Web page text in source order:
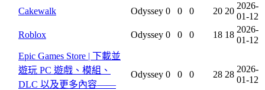
Cakewalk Odyssey 0 0 0 20 20
2026-
01-12
Roblox
Odyssey 0 0 0 18 18
2026-
01-12
Epic Games Store | 下載並
遊玩 PC 遊戲、模組、
DLC 以及更多內容——
Odyssey 0 0 0 28 28
2026-
01-12